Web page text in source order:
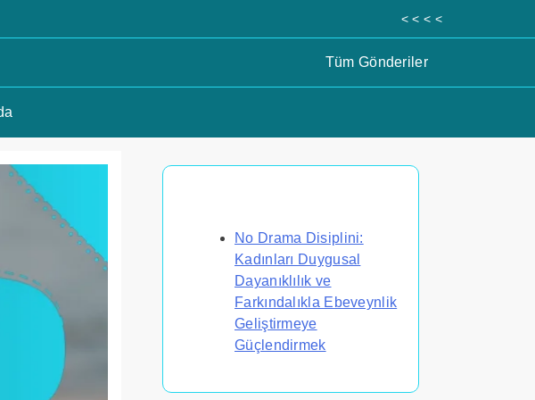
< < < <
Tüm Gönderiler
No Drama Disiplini:
Kadınları Duygusal
Dayanıklılık ve
Farkındalıkla Ebeveynlik
Geliştirmeye
Güçlendirmek